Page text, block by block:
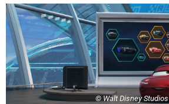
© Walt Disney Studios